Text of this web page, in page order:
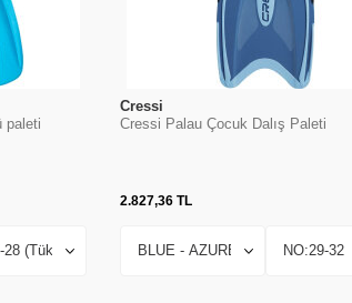
paleti
Cressi
Cressi Palau Çocuk Dalış Paleti
2.827,36 TL